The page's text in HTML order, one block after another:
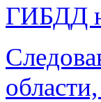
ГИБДД